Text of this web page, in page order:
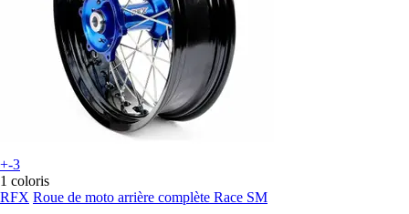
+-3
1 coloris
RFX Roue de moto arrière complète Race SM